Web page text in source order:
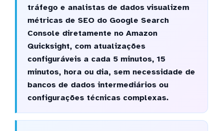
tráfego e analistas de dados visualizem
métricas de SEO do Google Search
Console diretamente no Amazon
Quicksight, com atualizações
configuráveis a cada 5 minutos, 15
minutos, hora ou dia, sem necessidade de
bancos de dados intermediários ou
configurações técnicas complexas.